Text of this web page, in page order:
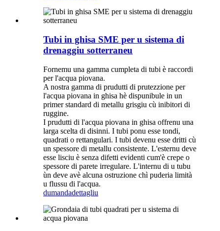
Tubi in ghisa SME per u sistema di
drenaggiu sotterraneu
Fornemu una gamma cumpleta di tubi è raccordi
per l'acqua piovana.
A nostra gamma di prudutti di prutezzione per
l'acqua piovana in ghisa hè dispunibule in un
primer standard di metallu grisgiu cù inibitori di
ruggine.
I prudutti di l'acqua piovana in ghisa offrenu una
larga scelta di disinni. I tubi ponu esse tondi,
quadrati o rettangulari. I tubi devenu esse dritti cù
un spessore di metallu consistente. L'esternu deve
esse lisciu è senza difetti evidenti cum'è crepe o
spessore di parete irregulare. L'internu di u tubu
ùn deve avè alcuna ostruzione chì puderia limità
u flussu di l'acqua.
dumandadettagliu